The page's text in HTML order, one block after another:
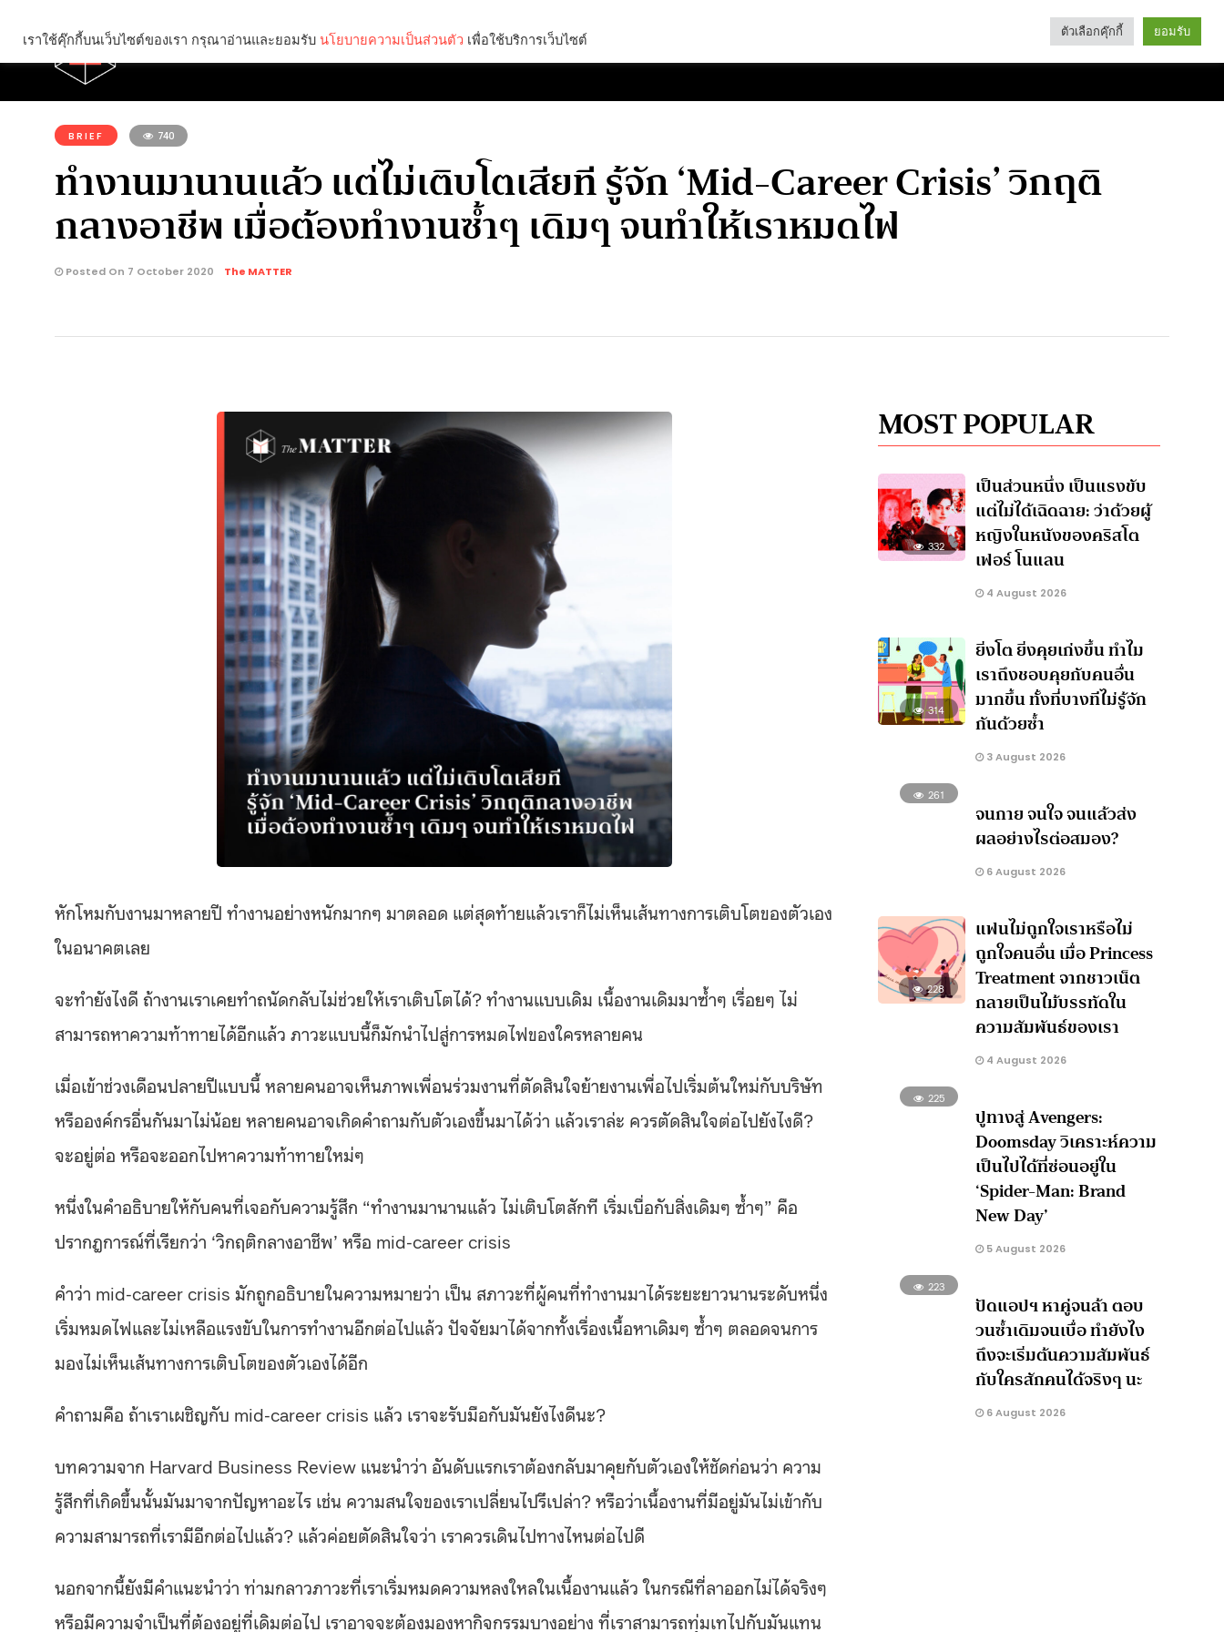
Categories
คุณกำลังอ่าน:
BRIEF 740
ทำงานมานานแล้ว แต่ไม่เติบโตเสียที รู้จัก ‘Mid-Career Crisis’ วิกฤติ
กลางอาชีพ เมื่อต้องทำงานซ้ำๆ เดิมๆ จนทำให้เราหมดไฟ
Posted On 7 October 2020 The MATTER
หักโหมกับงานมาหลายปี ทำงานอย่างหนักมากๆ มาตลอด แต่สุดท้ายแล้วเราก็ไม่เห็นเส้นทางการเติบโตของตัวเอง
ในอนาคตเลย
จะทำยังไงดี ถ้างานเราเคยทำถนัดกลับไม่ช่วยให้เราเติบโตได้? ทำงานแบบเดิม เนื้องานเดิมมาซ้ำๆ เรื่อยๆ ไม่
สามารถหาความท้าทายได้อีกแล้ว ภาวะแบบนี้ก็มักนำไปสู่การหมดไฟของใครหลายคน
เมื่อเข้าช่วงเดือนปลายปีแบบนี้ หลายคนอาจเห็นภาพเพื่อนร่วมงานที่ตัดสินใจย้ายงานเพื่อไปเริ่มต้นใหม่กับบริษัท
หรือองค์กรอื่นกันมาไม่น้อย หลายคนอาจเกิดคำถามกับตัวเองขึ้นมาได้ว่า แล้วเราล่ะ ควรตัดสินใจต่อไปยังไงดี?
จะอยู่ต่อ หรือจะออกไปหาความท้าทายใหม่ๆ
หนึ่งในคำอธิบายให้กับคนที่เจอกับความรู้สึก “ทำงานมานานแล้ว ไม่เติบโตสักที เริ่มเบื่อกับสิ่งเดิมๆ ซ้ำๆ” คือ
ปรากฎการณ์ที่เรียกว่า ‘วิกฤติกลางอาชีพ’ หรือ mid-career crisis
คำว่า mid-career crisis มักถูกอธิบายในความหมายว่า เป็น สภาวะที่ผู้คนที่ทำงานมาได้ระยะยาวนานระดับหนึ่ง
เริ่มหมดไฟและไม่เหลือแรงขับในการทำงานอีกต่อไปแล้ว ปัจจัยมาได้จากทั้งเรื่องเนื้อหาเดิมๆ ซ้ำๆ ตลอดจนการ
มองไม่เห็นเส้นทางการเติบโตของตัวเองได้อีก
คำถามคือ ถ้าเราเผชิญกับ mid-career crisis แล้ว เราจะรับมือกับมันยังไงดีนะ?
บทความจาก Harvard Business Review แนะนำว่า อันดับแรกเราต้องกลับมาคุยกับตัวเองให้ชัดก่อนว่า ความ
รู้สึกที่เกิดขึ้นนั้นมันมาจากปัญหาอะไร เช่น ความสนใจของเราเปลี่ยนไปรึเปล่า? หรือว่าเนื้องานที่มีอยู่มันไม่เข้ากับ
ความสามารถที่เรามีอีกต่อไปแล้ว? แล้วค่อยตัดสินใจว่า เราควรเดินไปทางไหนต่อไปดี
นอกจากนี้ยังมีคำแนะนำว่า ท่ามกลาวภาวะที่เราเริ่มหมดความหลงใหลในเนื้องานแล้ว ในกรณีที่ลาออกไม่ได้จริงๆ
หรือมีความจำเป็นที่ต้องอยู่ที่เดิมต่อไป เราอาจจะต้องมองหากิจกรรมบางอย่าง ที่เราสามารถทุ่มเทไปกับมันแทน
MOST POPULAR
332
เป็นส่วนหนึ่ง เป็นแรงขับ
แต่ไม่ได้เฉิดฉาย: ว่าด้วยผู้
หญิงในหนังของคริสโต
เฟอร์ โนแลน
4 August 2026
314
ยิ่งโต ยิ่งคุยเก่งขึ้น ทำไม
เราถึงชอบคุยกับคนอื่น
มากขึ้น ทั้งที่บางทีไม่รู้จัก
กันด้วยซ้ำ
3 August 2026
261
จนกาย จนใจ จนแล้วส่ง
ผลอย่างไรต่อสมอง?
6 August 2026
228
แฟนไม่ถูกใจเราหรือไม่
ถูกใจคนอื่น เมื่อ Princess
Treatment จากชาวเน็ต
กลายเป็นไม้บรรทัดใน
ความสัมพันธ์ของเรา
4 August 2026
225
ปูทางสู่ Avengers:
Doomsday วิเคราะห์ความ
เป็นไปได้ที่ซ่อนอยู่ใน
‘Spider-Man: Brand
New Day’
5 August 2026
223
ปัดแอปฯ หาคู่จนล้า ตอบ
วนซ้ำเดิมจนเบื่อ ทำยังไง
ถึงจะเริ่มต้นความสัมพันธ์
กับใครสักคนได้จริงๆ นะ
6 August 2026
เราใช้คุ๊กกี้บนเว็บไซต์ของเรา กรุณาอ่านและยอมรับ นโยบายความเป็นส่วนตัว เพื่อใช้บริการเว็บไซต์ ตัวเลือกคุ๊กกี้ ยอมรับ